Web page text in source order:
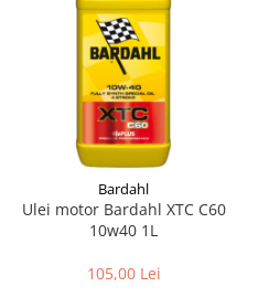
Bardahl
Ulei motor Bardahl XTC C60
10w40 1L
105,00 Lei